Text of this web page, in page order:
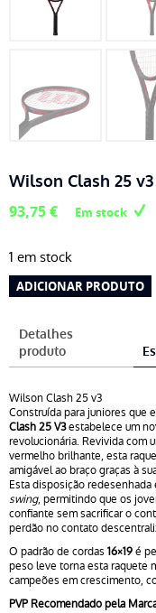
Wilson Clash 25 v3
93,75€ Em stock
1 em stock
Quantidade
Wilson
Clash
25
v3
ADICIONAR PRODUTO
Detalhes
produto
Wilson Clash 25 v3
Construída para juniores que
Clash 25 V3estabelece um
revolucionária. Revivida com
vermelho brilhante, esta
amigável ao braço graças à
Esta disposição
swing, permitindo que os
confiante sem sacrificar o
perdão no contato
O padrão de cordas 16×19é
peso leve torna esta raquete
campeões em crescimento,
PVP Recomendado pela